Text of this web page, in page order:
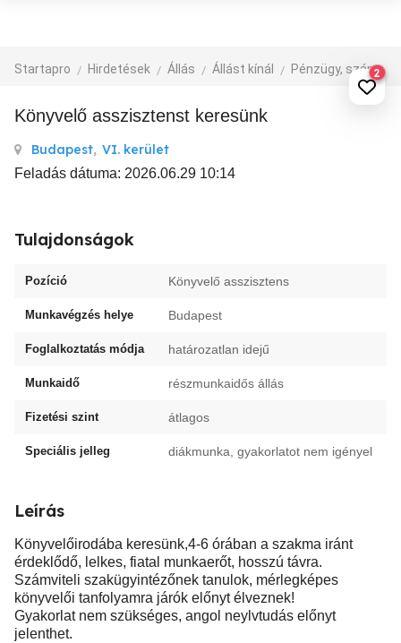
Startapro Hirdetések Állás Állást kínál Pénzügy, számvitel2
Könyvelő asszisztenst keresünk
Budapest, VI. kerület
Feladás dátuma: 2026.06.29 10:14
Tulajdonságok
Pozíció Könyvelő asszisztens
Munkavégzés helye Budapest
Foglalkoztatás módja határozatlan idejű
Munkaidő részmunkaidős állás
Fizetési szint átlagos
Speciális jelleg diákmunka, gyakorlatot nem igényel
Leírás
Könyvelőirodába keresünk,4-6 órában a szakma iránt
érdeklődő, lelkes, fiatal munkaerőt, hosszú távra.
Számviteli szakügyintézőnek tanulok, mérlegképes
könyvelői tanfolyamra járók előnyt élveznek!
Gyakorlat nem szükséges, angol neylvtudás előnyt
jelenthet.